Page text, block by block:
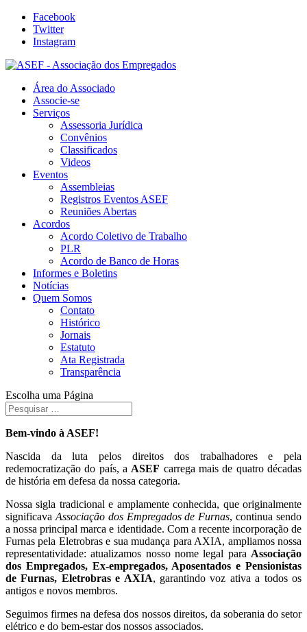
Facebook
Twitter
Instagram
Área do Associado
Associe-se
Serviços
Assessoria Jurídica
Convênios
Classificados
Videos
Eventos
Assembleias
Registros Eventos ASEF
Reuniões Abertas
Acordos
Acordo Coletivo de Trabalho
PLR
Acordo de Banco de Horas
Informes e Boletins
Notícias
Quem Somos
Contato
Histórico
Jornais
Estatuto
Ata Registrada
Transparência
Escolha uma Página
Bem-vindo à ASEF!
Nascida da luta pelos direitos dos trabalhadores e pela
redemocratização do país, a ASEF carrega mais de quatro décadas
de história em defesa da nossa categoria.
Nossa sigla tradicional e amplamente conhecida, que originalmente
significava Associação dos Empregados de Furnas, continua sendo
a nossa principal marca e identidade. Com a recente incorporação de
Furnas pela Eletrobras e sua mudança para AXIA, ampliamos nossa
representatividade: atualizamos nosso nome legal para Associação
dos Empregados, Ex-empregados, Aposentados e Pensionistas
de Furnas, Eletrobras e AXIA, garantindo voz ativa a todos os
antigos e novos membros.
Seguimos firmes na defesa dos nossos direitos, da soberania do setor
elétrico e do bem-estar dos nossos associados.